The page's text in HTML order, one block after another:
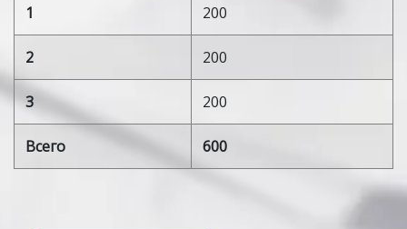
1 200
2 200
3 200
Всего 600